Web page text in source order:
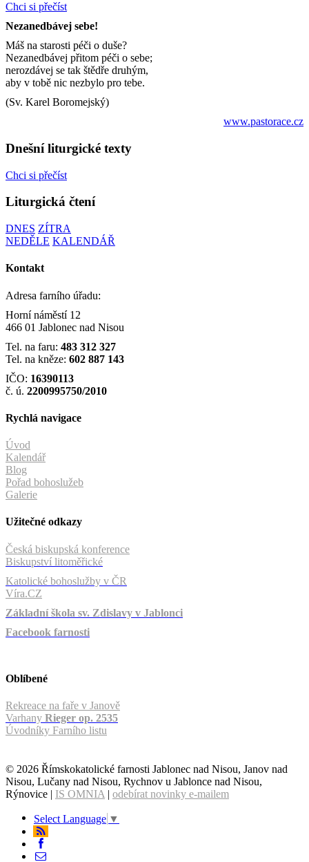
Chci si přečíst
Nezanedbávej sebe!
Máš na starosti péči o duše?
Nezanedbávej přitom péči o sebe;
nerozdávej se tak štědře druhým,
aby v tobě nic nezbylo pro tebe.
(Sv. Karel Boromejský)
www.pastorace.cz
Dnešní liturgické texty
Chci si přečíst
Liturgická čtení
DNES ZÍTRA
NEDĚLE KALENDÁŘ
Kontakt
Adresa farního úřadu:
Horní náměstí 12
466 01 Jablonec nad Nisou
Tel. na faru: 483 312 327
Tel. na kněze: 602 887 143
IČO: 16390113
č. ú. 2200995750/2010
Rychlá navigace
Úvod
Kalendář
Blog
Pořad bohoslužeb
Galerie
Užitečné odkazy
Česká biskupská konference
Biskupství litoměřické
Katolické bohoslužby v ČR
Víra.CZ
Základní škola sv. Zdislavy v Jablonci
Facebook farnosti
Oblíbené
Rekreace na faře v Janově
Varhany Rieger op. 2535
Úvodníky Farního listu
© 2026 Římskokatolické farnosti Jablonec nad Nisou, Janov nad
Nisou, Lučany nad Nisou, Rychnov u Jablonce nad Nisou,
Rýnovice | IS OMNIA | odebírat novinky e-mailem
Select Language ▼